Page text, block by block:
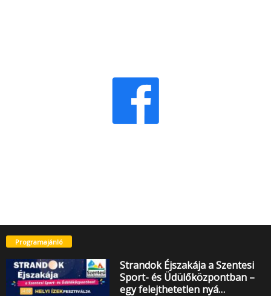
Programajánló
Strandok Éjszakája a Szentesi
Sport- és Üdülőközpontban –
egy felejthetetlen nyá…